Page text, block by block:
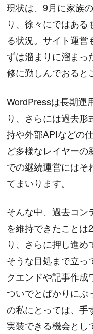
現状は、9月に家族
り、徐々にではあ
る状況。サイト運営
ずは溜まりに溜まっ
修に勤しんでおると
WordPressは長期運
り、さらには過去
持や外部APIなどの
ど多様なレイヤー
での継続運営にはそ
てまいります。
そんな中、過去コン
を維持できたことは
り、さらに押し進
そうな目処まで立っ
クエンドや記事作成
ついでとばかりにぶ
の私にとっては、手
実装できる機会とし